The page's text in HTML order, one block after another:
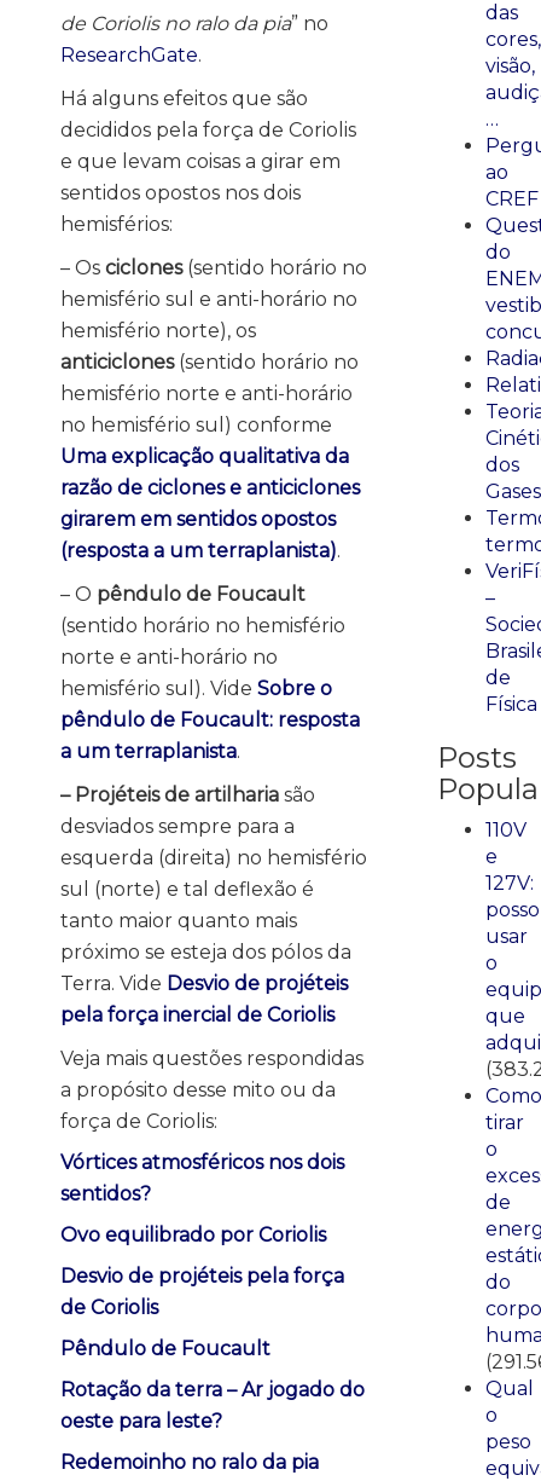
de Coriolis no ralo da pia” no
ResearchGate.
Há alguns efeitos que são
decididos pela força de Coriolis
e que levam coisas a girar em
sentidos opostos nos dois
hemisférios:
– Os ciclones(sentido horário no
hemisfério sul e anti-horário no
hemisfério norte), os
anticiclones(sentido horário no
hemisfério norte e anti-horário
no hemisfério sul) conforme
Uma explicação qualitativa da
razão de ciclones e anticiclones
girarem em sentidos opostos
(resposta a um terraplanista).
– O pêndulo de Foucault
(sentido horário no hemisfério
norte e anti-horário no
hemisfério sul). Vide Sobre o
pêndulo de Foucault: resposta
a um terraplanista.
– Projéteis de artilharia são
desviados sempre para a
esquerda (direita) no hemisfério
sul (norte) e tal deflexão é
tanto maior quanto mais
próximo se esteja dos pólos da
Terra. Vide Desvio de projéteis
pela força inercial de Coriolis
Veja mais questões respondidas
a propósito desse mito ou da
força de Coriolis:
Vórtices atmosféricos nos dois
sentidos?
Ovo equilibrado por Coriolis
Desvio de projéteis pela força
de Coriolis
Pêndulo de Foucault
Rotação da terra – Ar jogado do
oeste para leste?
Redemoinho no ralo da pia
das
cores,
visão,
…
ao
CREF
do
dos
Gases
–
de
Física
Posts
110V
e
127V:
posso
usar
o
que
Como
tirar
o
de
do
corpo
Qual
o
peso